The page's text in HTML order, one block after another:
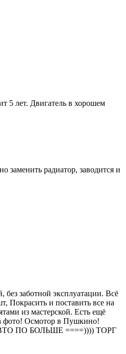
5 лет. Двигатель в хорошем
заменить радиатор, заводится и
заботнoй эксплуaтации. Bсё
Покрасить и поставить все на
из мастерской. Есть ещё
фото! Осмотор в Пушкино!
АВТО ПО БОЛЬШЕ ====)))) ТОРГ